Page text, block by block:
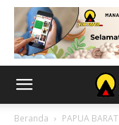
Beranda PAPUA BARAT